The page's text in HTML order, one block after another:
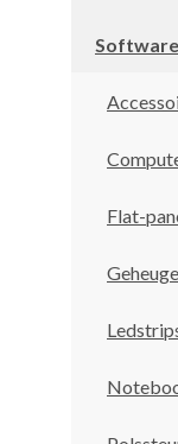
Software
Flat-